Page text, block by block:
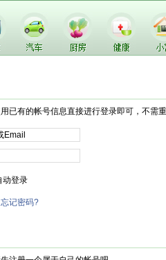
已有的帐号信息直接进行登录即可，不需
动登录
忘记密码?